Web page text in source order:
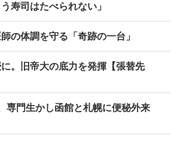
寿司はたべられない」
の体調を守る「奇跡の一台」
。旧帝大の底力を発揮【張替先
専門生かし函館と札幌に便秘外来